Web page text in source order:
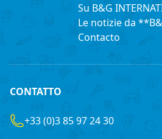
Su B&G
Le notizie da
Contacto
CONTATTO
+33 (0)3 85 97 24 30